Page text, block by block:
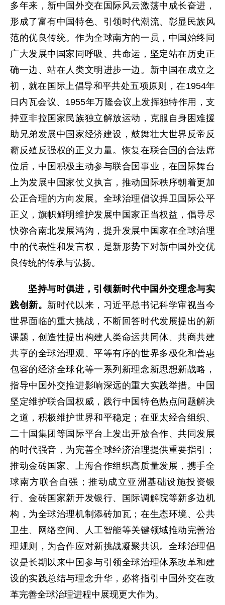
多年来，新中国外交在国际风云激荡中成长奋进，
形成了富有中国特色、引领时代潮流、彰显民族风
范的优良传统。作为全球南方的一员，中国始终同
广大发展中国家同呼吸、共命运，坚定站在历史正
确一边、站在人类文明进步一边。新中国在成立之
初，就在国际上倡导和平共处五项原则，在1954年
日内瓦会议、1955年万隆会议上发挥独特作用，支
持亚非拉国家民族独立解放运动，克服自身困难援
助兄弟发展中国家经济建设，鼓舞壮大世界反帝反
霸反殖反强权的正义力量。恢复在联合国的合法席
位后，中国积极主动参与联合国事业，在国际舞台
上为发展中国家仗义执言，推动国际秩序朝着更加
公正合理的方向发展。全球治理倡议捍卫国际公平
正义，旗帜鲜明维护发展中国家正当权益，倡导尽
快弥合南北发展鸿沟，提升发展中国家在全球治理
中的代表性和发言权，是新形势下对新中国外交优
良传统的传承与弘扬。
坚持与时俱进，引领新时代中国外交理念与实
践创新。 新时代以来，习近平总书记科学审视当今
世界面临的重大挑战，不断回答时代发展提出的新
课题，创造性提出构建人类命运共同体、共商共建
共享的全球治理观、平等有序的世界多极化和普惠
包容的经济全球化等一系列新理念新思想新战略，
指导中国外交推进影响深远的重大实践举措。中国
坚定维护联合国权威，践行中国特色热点问题解决
之道，积极维护世界和平稳定；在亚太经合组织、
二十国集团等国际平台上发出开放合作、共同发展
的时代强音，为完善全球经济治理提供重要指引；
推动金砖国家、上海合作组织高质量发展，携手全
球南方联合自强；推动成立亚洲基础设施投资银
行、金砖国家新开发银行、国际调解院等新多边机
构，为全球治理机制添砖加瓦；在生态环境、公共
卫生、网络空间、人工智能等关键领域推动完善治
理规则，为合作应对新挑战凝聚共识。全球治理倡
议是长期以来中国参与引领全球治理体系改革和建
设的实践总结与理念升华，必将指引中国外交在改
革完善全球治理进程中展现更大作为。